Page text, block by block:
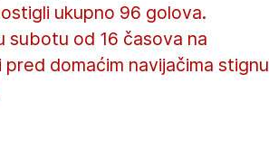
ukupno 96 golova.
subotu od 16 časova na
domaćim navijačima stignu